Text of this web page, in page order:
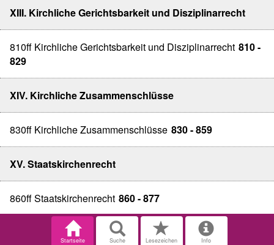
XIII. Kirchliche Gerichtsbarkeit und Disziplinarrecht
810ff Kirchliche Gerichtsbarkeit und Disziplinarrecht 810 -
829
XIV. Kirchliche Zusammenschlüsse
830ff Kirchliche Zusammenschlüsse 830 - 859
XV. Staatskirchenrecht
860ff Staatskirchenrecht 860 - 877
Startseite Suche Lesezeichen Info